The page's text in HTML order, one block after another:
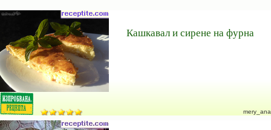
Кашкавал и сирене на фурна
mery_ana